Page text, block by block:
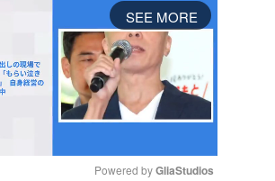
SEE MORE
Powered by GliaStudios